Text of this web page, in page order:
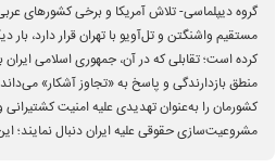
گروه دیپلماسی- تلاش آمریکا و برخی کشورهای
مستقیم واشنگتن و تل‌آویو با تهران قرار دارد،
کرده است؛ تقابلی که در آن، جمهوری اسلامی
منطق بازدارندگی و پاسخ به «تجاوز آشکار»
کشورمان را به‌عنوان تهدیدی علیه امنیت
مشروعیت‌‌سازی حقوقی علیه ایران دنبال نمایند؛
۱
۲ ۳
۴